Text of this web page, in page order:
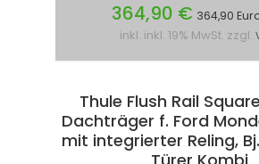
364,90 € 364,90
inkl. inkl. 19% MwSt. zzgl.
Thule Flush Rail
Dachträger f. Ford
mit integrierter Reling,